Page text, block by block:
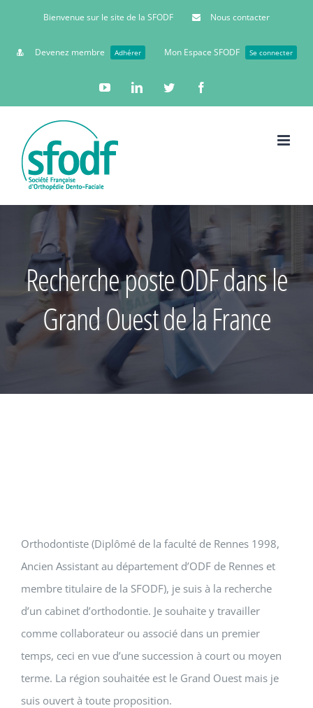
Bienvenue sur le site de la SFODF Nous contacter
Devenez membre Adhérer Mon Espace SFODF Se connecter
YouTubeLinkedinTwitter
Recherche poste ODF dans le
Grand Ouest de la France
Orthodontiste (Diplômé de la faculté de Rennes 1998,
Ancien Assistant au département d’ODF de Rennes et
membre titulaire de la SFODF), je suis à la recherche
d’un cabinet d’orthodontie. Je souhaite y travailler
comme collaborateur ou associé dans un premier
temps, ceci en vue d’une succession à court ou moyen
terme. La région souhaitée est le Grand Ouest mais je
suis ouvert à toute proposition.